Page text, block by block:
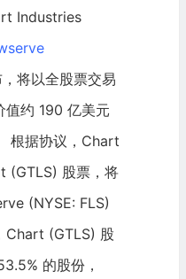
Industries
将以全股票交易
值约 190 亿美元
根据协议，Chart
(GTLS) 股票，将
(NYSE: FLS)
Chart (GTLS) 股
的股份，